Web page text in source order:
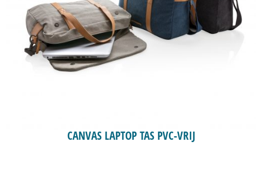
CANVAS LAPTOP TAS PVC-VRIJ